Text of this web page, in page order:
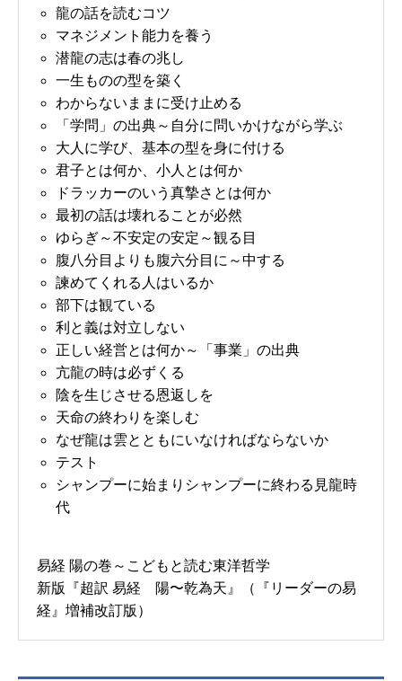
龍の話を読むコツ
マネジメント能力を養う
潜龍の志は春の兆し
一生ものの型を築く
わからないままに受け止める
「学問」の出典～自分に問いかけながら学ぶ
大人に学び、基本の型を身に付ける
君子とは何か、小人とは何か
ドラッカーのいう真摯さとは何か
最初の話は壊れることが必然
ゆらぎ～不安定の安定～観る目
腹八分目よりも腹六分目に～中する
諫めてくれる人はいるか
部下は観ている
利と義は対立しない
正しい経営とは何か～「事業」の出典
亢龍の時は必ずくる
陰を生じさせる恩返しを
天命の終わりを楽しむ
なぜ龍は雲とともにいなければならないか
テスト
シャンプーに始まりシャンプーに終わる見龍時
代
易経 陽の巻～こどもと読む東洋哲学
新版『超訳 易経 陽〜乾為天』（『リーダーの易
経』増補改訂版）